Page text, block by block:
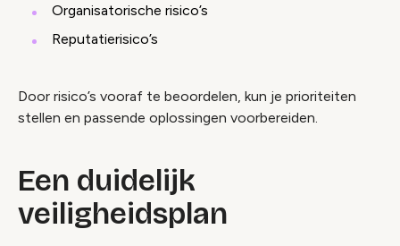
Organisatorische risico’s
Reputatierisico’s
Door risico’s vooraf te beoordelen, kun je prioriteiten
stellen en passende oplossingen voorbereiden.
Een duidelijk
veiligheidsplan